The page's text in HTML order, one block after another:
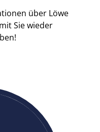
über Löwe
Sie wieder